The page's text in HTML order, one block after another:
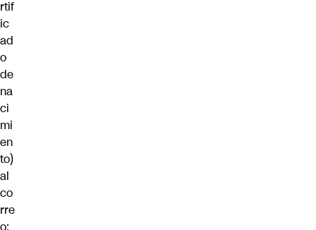
rtif
ic
ad
o
de
na
ci
mi
en
to)
al
co
rre